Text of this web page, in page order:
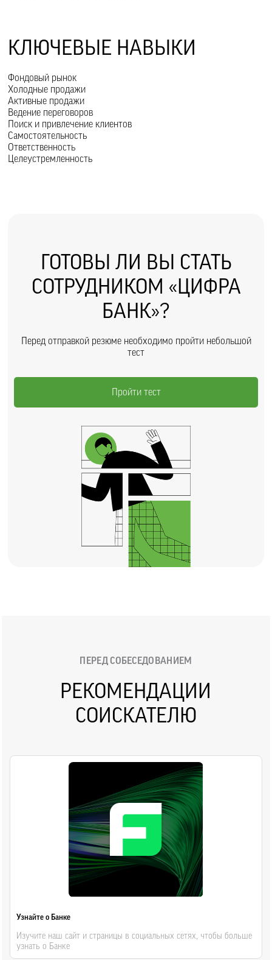
КЛЮЧЕВЫЕ НАВЫКИ
Фондовый рынок
Холодные продажи
Активные продажи
Ведение переговоров
Поиск и привлечение клиентов
Самостоятельность
Ответственность
Целеустремленность
ГОТОВЫ ЛИ ВЫ СТАТЬ
СОТРУДНИКОМ «ЦИФРА
БАНК»?
Перед отправкой резюме необходимо пройти небольшой
тест
Пройти тест
ПЕРЕД СОБЕСЕДОВАНИЕМ
РЕКОМЕНДАЦИИ
СОИСКАТЕЛЮ
Узнайте о Банке
Изучите наш сайт и страницы в социальных сетях, чтобы больше
узнать о Банке